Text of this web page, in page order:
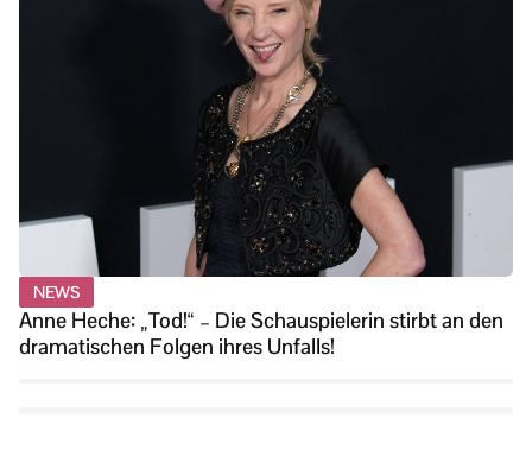
NEWS
Anne Heche: „Tod!“ – Die Schauspielerin stirbt an den
dramatischen Folgen ihres Unfalls!